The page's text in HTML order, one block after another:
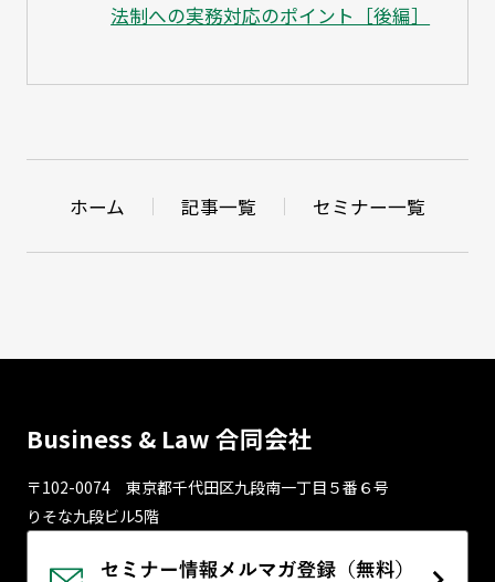
法制への実務対応のポイント［後編］
ホーム 記事一覧 セミナー一覧
Business & Law 合同会社
〒102-0074 東京都千代⽥区九段南⼀丁⽬５番６号
りそな九段ビル5階